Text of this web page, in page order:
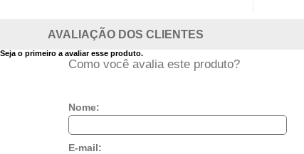
AVALIAÇÃO DOS CLIENTES
Seja o primeiro a avaliar esse produto.
Como você avalia este produto?
Nome:
E-mail: